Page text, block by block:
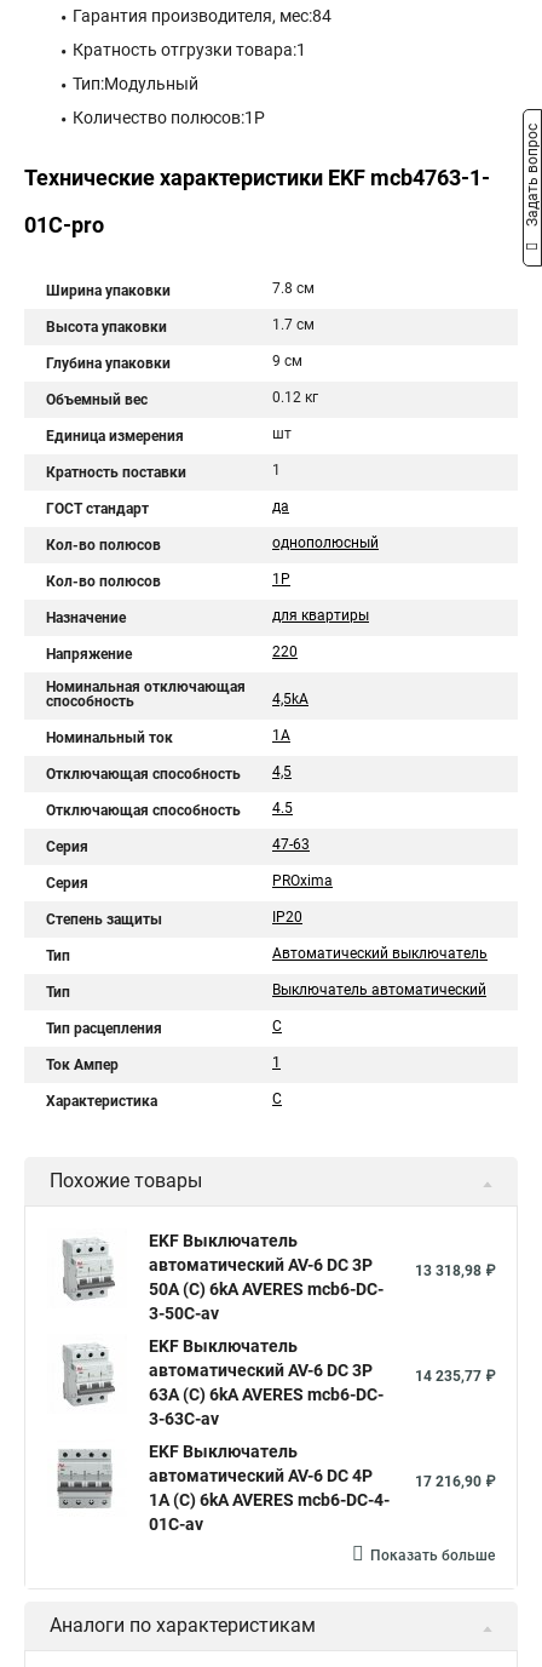
Гарантия производителя, мес:84
Кратность отгрузки товара:1
Тип:Модульный
Количество полюсов:1P
Технические характеристики EKF mcb4763-1-
01C-pro
Ширина упаковки 7.8 см
Высота упаковки 1.7 см
Глубина упаковки 9 см
Объемный вес 0.12 кг
Единица измерения шт
Кратность поставки 1
ГОСТ стандарт да
Кол-во полюсов однополюсный
Кол-во полюсов 1P
Назначение для квартиры
Напряжение 220
Номинальная отключающая
способность
4,5kA
Номинальный ток 1А
Отключающая способность 4,5
Отключающая способность 4.5
Серия 47-63
Серия PROxima
Степень защиты IP20
Тип Автоматический выключатель
Тип Выключатель автоматический
Тип расцепления C
Ток Ампер 1
Характеристика C
Похожие товары
EKF Выключатель
автоматический AV-6 DC 3P
50A (C) 6kA AVERES mcb6-DC-
3-50C-av
13 318,98 ₽
EKF Выключатель
автоматический AV-6 DC 3P
63A (C) 6kA AVERES mcb6-DC-
3-63C-av
14 235,77 ₽
EKF Выключатель
автоматический AV-6 DC 4P
1A (C) 6kA AVERES mcb6-DC-4-
01C-av
17 216,90 ₽
Показать больше
Аналоги по характеристикам
Задать вопрос